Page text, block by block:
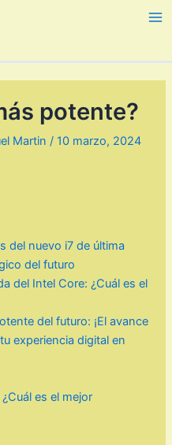
potente?
Martin/10 marzo, 2024
del nuevo i7 de última
del futuro
del Intel Core: ¿Cuál es el
del futuro: ¡El avance
experiencia digital en
es el mejor